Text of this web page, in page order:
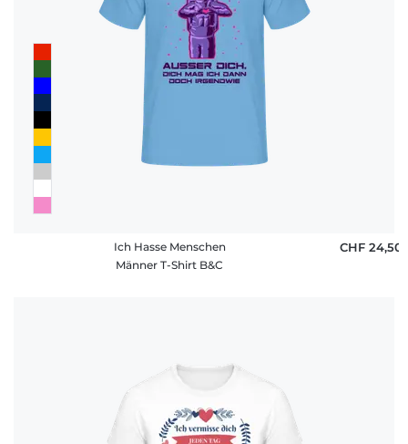
Ich Hasse Menschen
Männer T-Shirt B&C
CHF 24,50